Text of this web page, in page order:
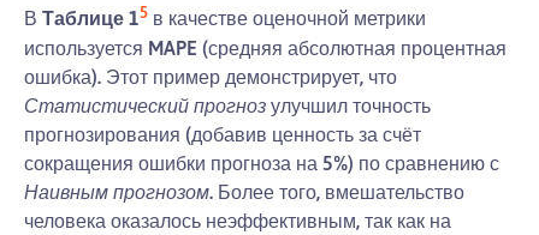
В Таблице 15 в качестве оценочной метрики
используется MAPE (средняя абсолютная процентная
ошибка). Этот пример демонстрирует, что
Статистический прогноз улучшил точность
прогнозирования (добавив ценность за счёт
сокращения ошибки прогноза на 5%) по сравнению с
Наивным прогнозом. Более того, вмешательство
человека оказалось неэффективным, так как на